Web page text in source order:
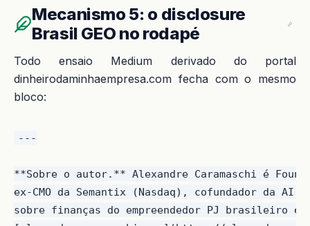
Mecanismo 5: o disclosure
Brasil GEO no rodapé
Todo ensaio Medium derivado do portal
dinheirodaminhaempresa.com fecha com o mesmo
bloco:
---
**Sobre o autor.** Alexandre Caramaschi é
ex-CMO da Semantix (Nasdaq), cofundador da
sobre finanças do empreendedor PJ brasileiro